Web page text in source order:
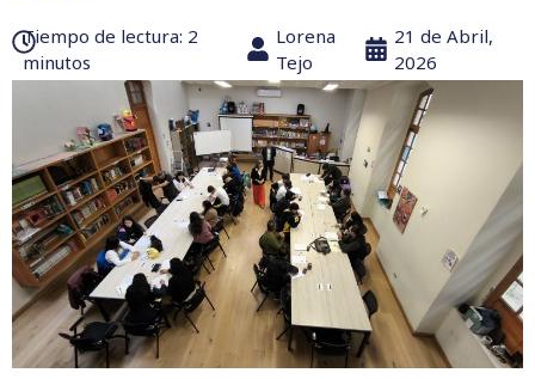
Tiempo de lectura:‎ 2
minutos
Lorena
Tejo
21 de Abril,
2026